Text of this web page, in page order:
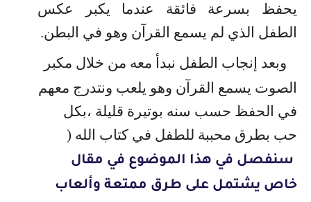
يحفظ بسرعة فائقة عندما يكبر عكس
الطفل الذي لم يسمع القرآن وهو في البطن.
وبعد إنجاب الطفل نبدأ معه من خلال مكبر
الصوت يسمع القرآن وهو يلعب ونتدرج معهم
في الحفظ حسب سنه بوتيرة قليلة ،بكل
حب بطرق محببة للطفل في كتاب الله (
سنفصل في هذا الموضوع في مقال
خاص يشتمل على طرق ممتعة وألعاب